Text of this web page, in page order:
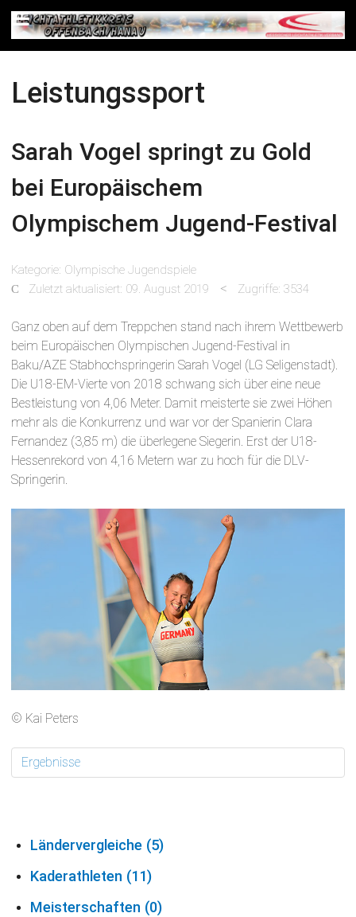
Leistungssport
Sarah Vogel springt zu Gold
bei Europäischem
Olympischem Jugend-Festival
Kategorie: Olympische Jugendspiele
Zuletzt aktualisiert: 09. August 2019
Zugriffe: 3534
Ganz oben auf dem Treppchen stand nach ihrem Wettbewerb
beim Europäischen Olympischen Jugend-Festival in
Baku/AZE Stabhochspringerin Sarah Vogel (LG Seligenstadt).
Die U18-EM-Vierte von 2018 schwang sich über eine neue
Bestleistung von 4,06 Meter. Damit meisterte sie zwei Höhen
mehr als die Konkurrenz und war vor der Spanierin Clara
Fernandez (3,85 m) die überlegene Siegerin. Erst der U18-
Hessenrekord von 4,16 Metern war zu hoch für die DLV-
Springerin.
© Kai Peters
Ergebnisse
Ländervergleiche (5)
Kaderathleten (11)
Meisterschaften (0)